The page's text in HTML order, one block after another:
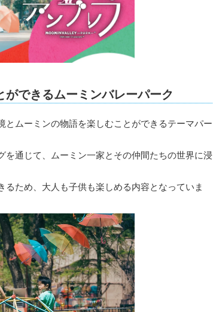
できるムーミンバレーパーク
とムーミンの物語を楽しむことができるテーマパー
を通じて、ムーミン一家とその仲間たちの世界に浸
ため、大人も子供も楽しめる内容となっていま